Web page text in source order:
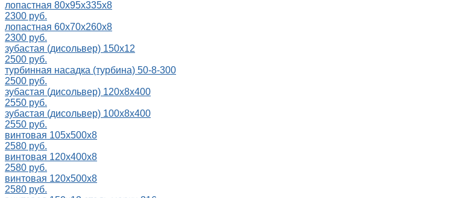
лопастная 80х95х335х8
2300 руб.
лопастная 60x70x260x8
2300 руб.
зубастая (дисольвер) 150х12
2500 руб.
турбинная насадка (турбина) 50-8-300
2500 руб.
зубастая (дисольвер) 120х8х400
2550 руб.
зубастая (дисольвер) 100х8х400
2550 руб.
винтовая 105х500х8
2580 руб.
винтовая 120х400х8
2580 руб.
винтовая 120х500х8
2580 руб.